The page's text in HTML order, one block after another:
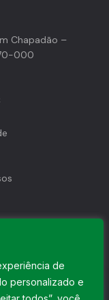
de
personalizado e
Chapadão –
000
DE ESTUDOS DE
ajuda?